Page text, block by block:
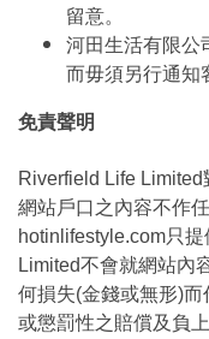
留意。
河田生活有限公
而毋須另行通知
免責聲明
Riverfield Life
網站戶口之內容不作
hotinlifestyle.com只
Limited不會就網站內
何損失(金錢或無形)
或懲罰性之賠償及負